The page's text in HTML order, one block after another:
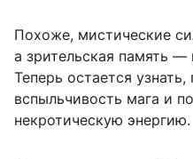
Похоже, мистические
а зрительская память —
Теперь остается
вспыльчивость мага и
некротическую энергию.